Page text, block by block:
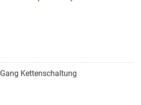
Kettenschaltung